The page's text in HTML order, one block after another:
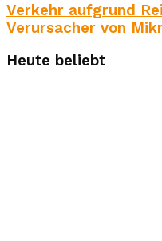
Verkehr aufgrund
Verursacher von
Heute beliebt